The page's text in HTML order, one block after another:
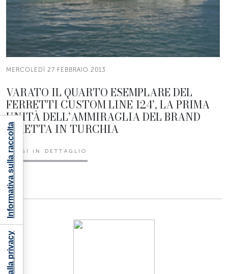
MERCOLEDÌ 27 FEBBRAIO 2013
VARATO IL QUARTO ESEMPLARE DEL
FERRETTI CUSTOM LINE 124’, LA PRIMA
UNITÀ DELL’AMMIRAGLIA DEL BRAND
DIRETTA IN TURCHIA
LEGGI IN DETTAGLIO
Informativa sulla raccolta